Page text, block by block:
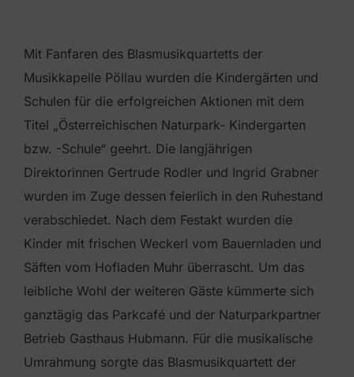
Mit Fanfaren des Blasmusikquartetts der
Musikkapelle Pöllau wurden die Kindergärten und
Schulen für die erfolgreichen Aktionen mit dem
Titel „Österreichischen Naturpark- Kindergarten
bzw. -Schule“ geehrt. Die langjährigen
Direktorinnen Gertrude Rodler und Ingrid Grabner
wurden im Zuge dessen feierlich in den Ruhestand
verabschiedet. Nach dem Festakt wurden die
Kinder mit frischen Weckerl vom Bauernladen und
Säften vom Hofladen Muhr überrascht. Um das
leibliche Wohl der weiteren Gäste kümmerte sich
ganztägig das Parkcafé und der Naturparkpartner
Betrieb Gasthaus Hubmann. Für die musikalische
Umrahmung sorgte das Blasmusikquartett der